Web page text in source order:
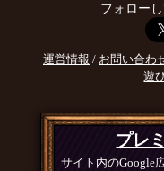
フォロー
運営情報 / お問い合わ
遊
プレ
サイト内のGoogle